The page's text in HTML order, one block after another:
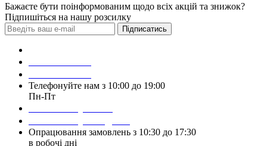
Бажаєте бути поінформованим щодо всіх акцій та знижок?
Підпишіться на нашу розсилку
Підписатись
Телефонуйте нам з 10:00 до 19:00
Пн-Пт
Опрацювання замовлень з 10:30 до 17:30
в робочі дні